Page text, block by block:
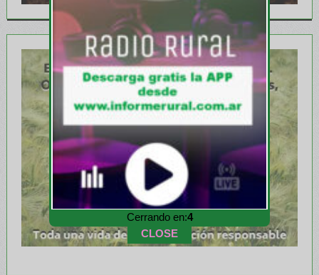
Cerrando en:2
CLOSE